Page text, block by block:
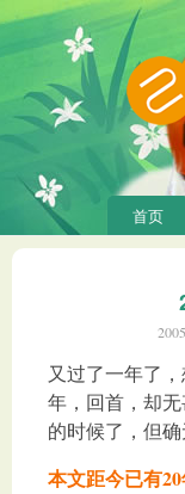
首页
又过了一年了
年，回首，却
的时候了，但
本文距今已有